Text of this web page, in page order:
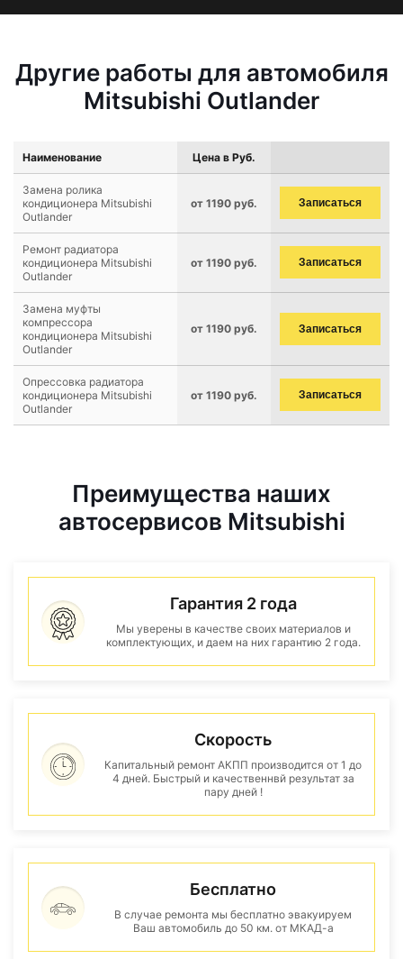
Другие работы для автомобиля
Mitsubishi Outlander
Наименование Цена в Руб.
Замена ролика
кондиционера Mitsubishi
Outlander
от 1190 руб. Записаться
Ремонт радиатора
кондиционера Mitsubishi
Outlander
от 1190 руб. Записаться
Замена муфты
компрессора
кондиционера Mitsubishi
Outlander
от 1190 руб. Записаться
Опрессовка радиатора
кондиционера Mitsubishi
Outlander
от 1190 руб. Записаться
Преимущества наших
автосервисов Mitsubishi
Гарантия 2 года
Мы уверены в качестве своих материалов и
комплектующих, и даем на них гарантию 2 года.
Скорость
Капитальный ремонт АКПП производится от 1 до
4 дней. Быстрый и качественнвй результат за
пару дней !
Бесплатно
В случае ремонта мы бесплатно эвакуируем
Ваш автомобиль до 50 км. от МКАД-а